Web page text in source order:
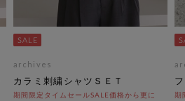
archives
カラミ刺繍シャツＳＥＴ
期間限定タイムセールSALE価格から更に
期